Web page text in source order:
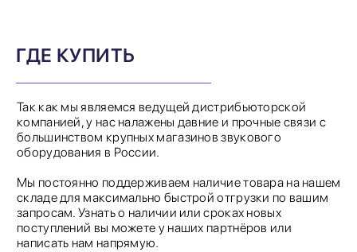
ГДЕ КУПИТЬ
Так как мы являемся ведущей дистрибьюторской
компанией, у нас налажены давние и прочные связи с
большинством крупных магазинов звукового
оборудования в России.
Мы постоянно поддерживаем наличие товара на нашем
складе для максимально быстрой отгрузки по вашим
запросам. Узнать о наличии или сроках новых
поступлений вы можете у наших партнёров или
написать нам напрямую.